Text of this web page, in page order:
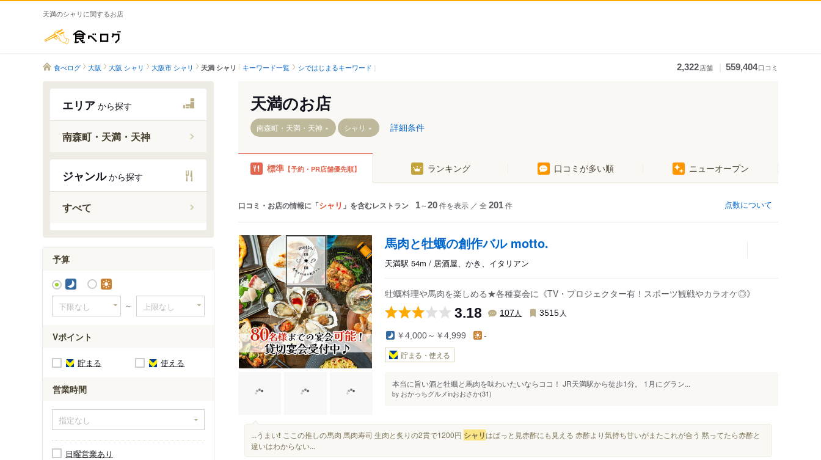
天満のシャリに関するお店
食べログ 大阪 大阪 シャリ 大阪市 シャリ 天満 シャリ キーワード一覧 シではじまるキーワード 2,322店舗 559,404口コミ
エリア から探す
南森町・天満・天神
大阪天満宮駅
南森町駅
扇町駅
天神橋筋六丁目駅
ジャンルから探す
すべて
予算
～
Vポイント
貯まる 使える
営業時間
日曜営業あり
天満のお店
南森町・天満・天神 シャリ 詳細条件
標準 【予約・PR店舗優先順】 ランキング 口コミが多い順 ニューオープン
口コミ・お店の情報に「シャリ 」を含むレストラン 1～20件を表示 ／ 全 201件 点数について
馬肉と牡蠣の創作バル motto.
天満駅 54m / 居酒屋、かき、イタリアン
牡蠣料理や馬肉を楽しめる★各種宴会に《TV・プロジェクター有！スポーツ観戦やカラオケ◎》
3.18 107 人 3515 人
￥4,000～￥4,999 -
貯まる・使える
本当に旨い酒と牡蠣と馬肉を味わいたいならココ！ JR天満駅から徒歩1分。 1月にグラン...
by おかっちグルメinおおさか(31)
...うまい❗️ ここの推しの馬肉 馬肉寿司 生肉と炙りの2貫で1200円 シャリはぱっと見赤酢にも見える 赤酢より気持ち甘いがまたこれが合う 黙ってたら赤酢と
違いはわからない...